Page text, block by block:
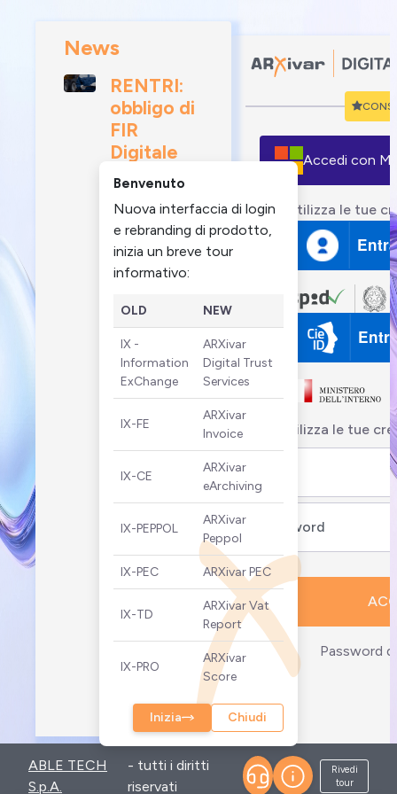
News
RENTRI:
obbligo di
FIR
Digitale
da
2026
Da febbraio
2026 entra
l’xFIR,
versione
digitale del
formulario
rifiuti,
obbligatoria
RENTRI. I
soggetti
interessati
avranno
tempo fino
al 15
settembre
2026 per
adeguare i
L’xFIR va
conservato
digitalmente
secondo le
Accedi con
Utilizza le tue
Utilizza le tue
Password
ABLE TECH
S.p.A.
- tutti i diritti
riservati
Rivedi
tour
Benvenuto
Nuova interfaccia di login
e rebranding di prodotto,
inizia un breve tour
informativo:
OLD NEW
IX -
Information
ExChange
ARXivar
Digital Trust
Services
IX-FE
ARXivar
Invoice
IX-CE
ARXivar
eArchiving
IX-PEPPOL
ARXivar
Peppol
IX-PEC ARXivar PEC
IX-TD
ARXivar Vat
Report
IX-PRO
ARXivar
Score
Inizia Chiudi